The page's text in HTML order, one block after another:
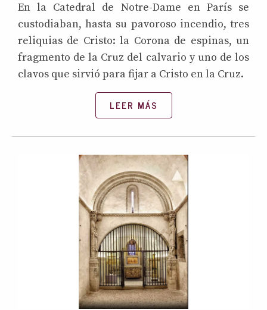
En la Catedral de Notre-Dame en París se
custodiaban, hasta su pavoroso incendio, tres
reliquias de Cristo: la Corona de espinas, un
fragmento de la Cruz del calvario y uno de los
clavos que sirvió para fijar a Cristo en la Cruz.
LEER MÁS